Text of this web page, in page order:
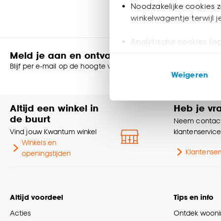
Noodzakelijke cookies
winkelwagentje terwijl
Analytische cookies
ook buiten de
Klik op ‘Ja, alles
noodzakelijke cookies te
accepteren door op
Goed om te weten is dat
Weigeren
Meld je aan en ontvang € 5,- korting op je
Blijf per e-mail op de hoogte van leuke aanbiedingen, inspiratie
Altijd een winkel in
de buurt
Vind jouw Kwantum winkel
Winkels en
openingstijden
Heb je
Neem
klantenservice
Altijd voordeel
Acties
Tips en info
Ontdek